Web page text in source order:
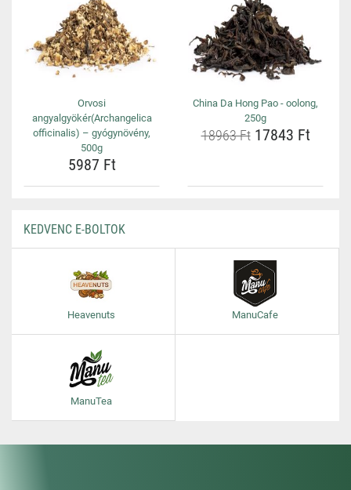
Orvosi
angyalgyökér(Archangelica
officinalis) – gyógynövény,
500g
5987 Ft
China Da Hong Pao - oolong,
250g
18963 Ft17843 Ft
KEDVENC E-BOLTOK
Heavenuts ManuCafe
ManuTea